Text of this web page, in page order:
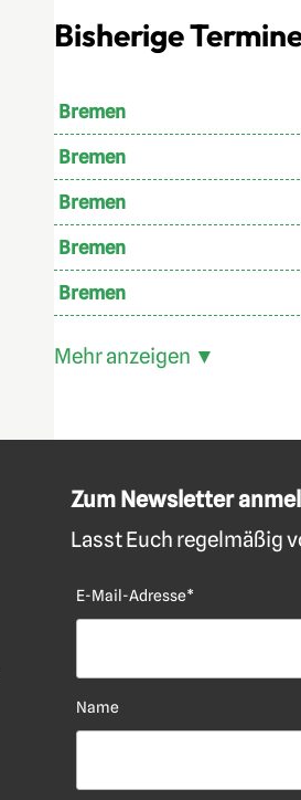
Bisherige
Bremen
Bremen
Bremen
Bremen
Bremen
Mehr anzeigen ▼
Zum Newsletter
Lasst Euch regelmäßig
E-Mail-Adresse*
Name